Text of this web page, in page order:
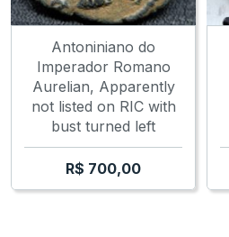
Antoniniano do
Imperador Romano
Aurelian, Apparently
not listed on RIC with
bust turned left
R$ 700,00